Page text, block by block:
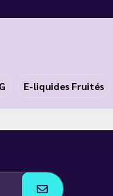
E-liquides Fruités